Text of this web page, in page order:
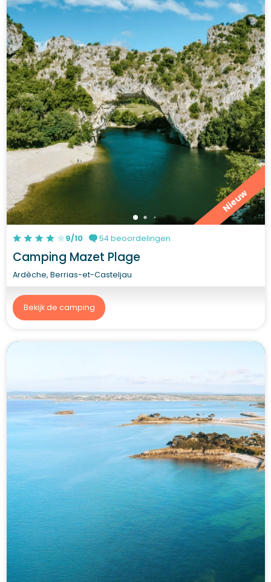
Nieuw
9/10 54 beoordelingen
Camping Mazet Plage
Ardèche, Berrias-et-Casteljau
Bekijk de camping